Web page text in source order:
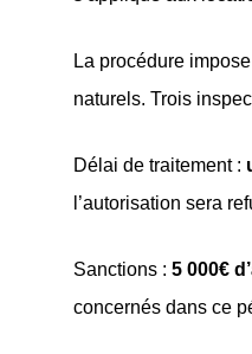
La procédure
naturels. Trois
Délai de traitement :
l’autorisation sera
Sanctions : 5 000€
concernés dans ce